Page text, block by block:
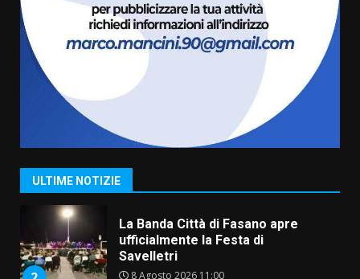
ULTIME NOTIZIE
Serie D, l’Us Fasano non molla e
conferma di voler ricorrere per
ottenere l’iscrizione
8 Agosto 2026 19:55
2
La Banda Città di Fasano apre
ufficialmente la Festa di
Savelletri
8 Agosto 2026 11:00
Savelletri in festa, domani sera
grande spettacolo con Uccio De
Santis